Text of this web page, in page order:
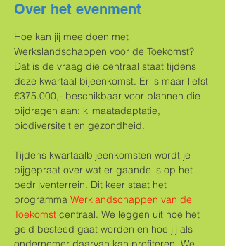
Over het evenment
Hoe kan jij mee doen met
Werkslandschappen voor de Toekomst?
Dat is de vraag die centraal staat tijdens
deze kwartaal bijeenkomst. Er is maar liefst
€375.000,- beschikbaar voor plannen die
bijdragen aan: klimaatadaptatie,
biodiversiteit en gezondheid.
Tijdens kwartaalbijeenkomsten wordt je
bijgepraat over wat er gaande is op het
bedrijventerrein. Dit keer staat het
programma Werklandschappen van de
Toekomst centraal. We leggen uit hoe het
geld besteed gaat worden en hoe jij als